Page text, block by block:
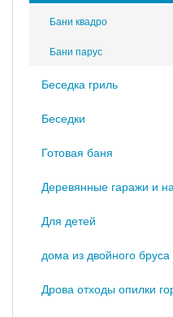
Бани квадро
Бани парус
Беседка гриль
Беседки
Готовая баня
Деревянные гаражи и
Для детей
дома из двойного бруса
Дрова отходы опилки